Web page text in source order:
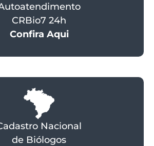
CRBio7 24h
Confira Aqui
Nacional
de Biólogos